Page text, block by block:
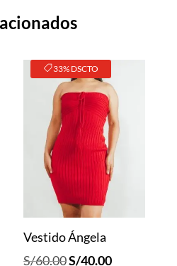
33% DSCTO
Vestido Ángela
S/60.00El
S/40.00El